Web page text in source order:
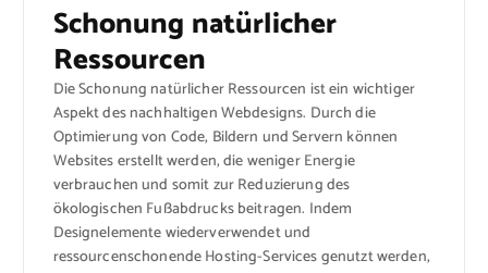
Schonung natürlicher
Ressourcen
Die Schonung natürlicher Ressourcen ist ein wichtiger
Aspekt des nachhaltigen Webdesigns. Durch die
Optimierung von Code, Bildern und Servern können
Websites erstellt werden, die weniger Energie
verbrauchen und somit zur Reduzierung des
ökologischen Fußabdrucks beitragen. Indem
Designelemente wiederverwendet und
ressourcenschonende Hosting-Services genutzt werden,